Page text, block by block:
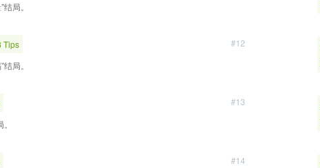
局。
#12
Tips
局。
#13
#14